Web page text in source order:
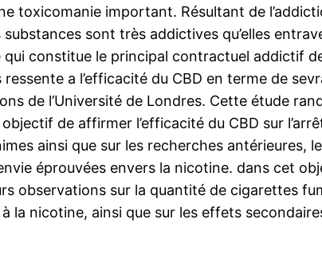
toxicomanie important. Résultant de
sont très addictives qu’elles
constitue le principal contractuel addictif
a l’efficacité du CBD en terme de
de l’Université de Londres. Cette étude
de affirmer l’efficacité du CBD sur
ainsi que sur les recherches antérieures,
éprouvées envers la nicotine. dans cet
observations sur la quantité de cigarettes
la nicotine, ainsi que sur les effets